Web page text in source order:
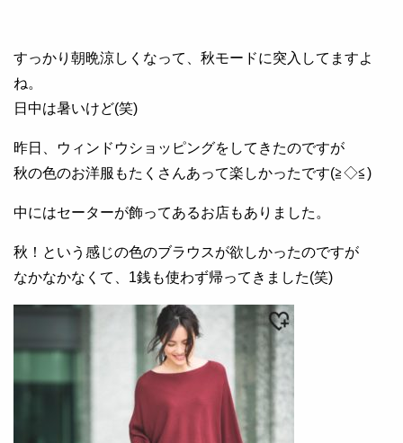
すっかり朝晩涼しくなって、秋モードに突入してますよ
ね。
日中は暑いけど(笑)
昨日、ウィンドウショッピングをしてきたのですが
秋の色のお洋服もたくさんあって楽しかったです(≧◇≦)
中にはセーターが飾ってあるお店もありました。
秋！という感じの色のブラウスが欲しかったのですが
なかなかなくて、1銭も使わず帰ってきました(笑)